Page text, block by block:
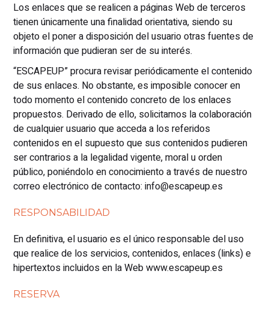
Los enlaces que se realicen a páginas Web de terceros
tienen únicamente una finalidad orientativa, siendo su
objeto el poner a disposición del usuario otras fuentes de
información que pudieran ser de su interés.
“ESCAPEUP” procura revisar periódicamente el contenido
de sus enlaces. No obstante, es imposible conocer en
todo momento el contenido concreto de los enlaces
propuestos. Derivado de ello, solicitamos la colaboración
de cualquier usuario que acceda a los referidos
contenidos en el supuesto que sus contenidos pudieren
ser contrarios a la legalidad vigente, moral u orden
público, poniéndolo en conocimiento a través de nuestro
correo electrónico de contacto: info@escapeup.es
RESPONSABILIDAD
En definitiva, el usuario es el único responsable del uso
que realice de los servicios, contenidos, enlaces (links) e
hipertextos incluidos en la Web www.escapeup.es
RESERVA